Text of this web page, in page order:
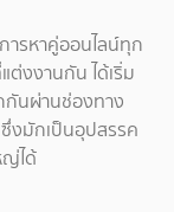
รหาคู่ออนไลน์ทุก
ต่งงานกัน ได้เริ่ม
กันผ่านช่องทาง
งมักเป็นอุปสรรค
ได้